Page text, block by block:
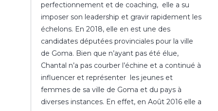
perfectionnement et de coaching, elle a su
imposer son leadership et gravir rapidement les
échelons. En 2018, elle en est une des
candidates députées provinciales pour la ville
de Goma. Bien que n’ayant pas été élue,
Chantal n’a pas courber l’échine et a continué à
influencer et représenter les jeunes et
femmes de sa ville de Goma et du pays à
diverses instances. En effet, en Août 2016 elle a